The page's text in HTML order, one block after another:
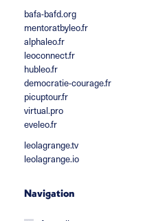
bafa-bafd.org
mentoratbyleo.fr
alphaleo.fr
leoconnect.fr
hubleo.fr
democratie-courage.fr
picuptour.fr
virtual.pro
eveleo.fr
leolagrange.tv
leolagrange.io
Navigation